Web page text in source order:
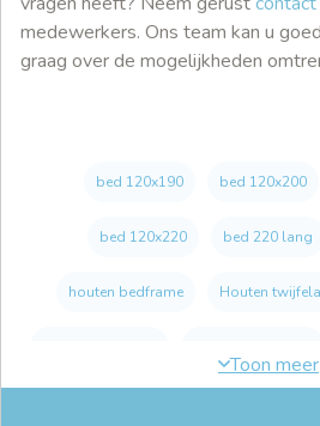
medewerkers. Ons team kan u
graag over de mogelijkheden
bed 120x190 bed 120x200
bed 120x220 bed 220 lang
houten bedframe Houten